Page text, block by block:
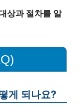
상과 절차를 알
게 되나요?